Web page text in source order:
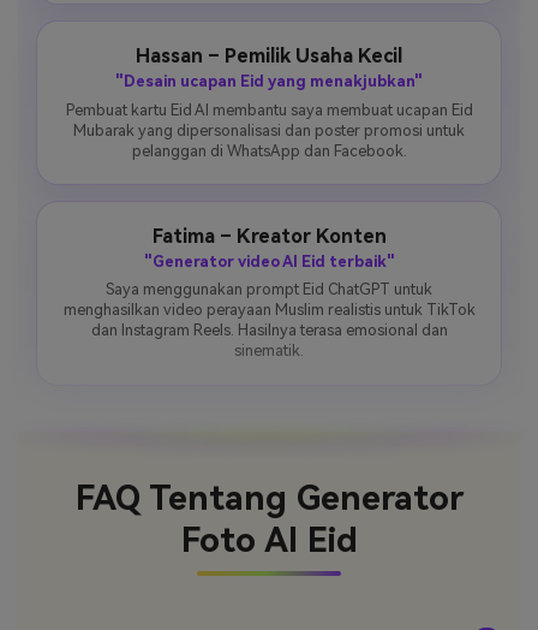
Hassan – Pemilik Usaha Kecil
"Desain ucapan Eid yang menakjubkan"
Pembuat kartu Eid AI membantu saya membuat ucapan Eid
Mubarak yang dipersonalisasi dan poster promosi untuk
pelanggan di WhatsApp dan Facebook.
Fatima – Kreator Konten
"Generator video AI Eid terbaik"
Saya menggunakan prompt Eid ChatGPT untuk
menghasilkan video perayaan Muslim realistis untuk TikTok
dan Instagram Reels. Hasilnya terasa emosional dan
sinematik.
FAQ Tentang Generator
Foto AI Eid